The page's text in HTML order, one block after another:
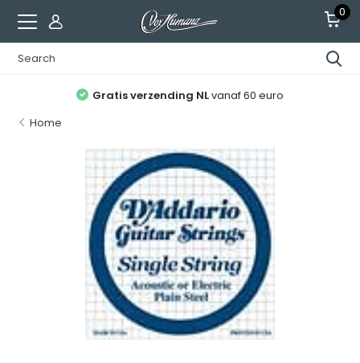
0
Gratis verzending NLvanaf 60 euro
Home